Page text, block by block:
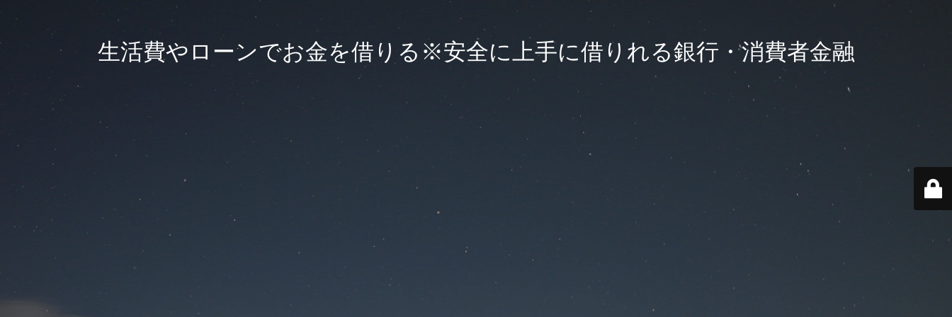
生活費やローンでお金を借りる※安全に上手に借りれる銀行・消費者金融